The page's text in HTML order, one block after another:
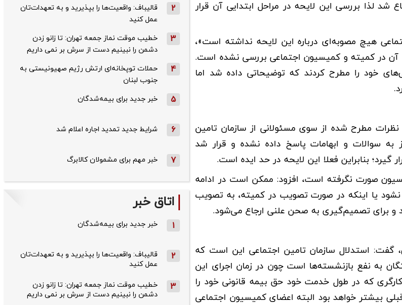
لذا بررسی این لایحه در مراحل ابتدایی آن قرار
هیچ مصوبه‌ای درباره این لایحه نداشته است»،
آن در کمیته و کمیسیون اجتماعی بررسی نشده است.
خود را مطرح کردند که توضیحاتی داده شد اما
مطرح شده از سوی مسئولانی از سازمان تامین
به سوالات و ابهامات پاسخ داده نشده و قرار شد
بنابراین فعلا این لایحه در حد ایده است.
صورت نگرفته است، افزود: ممکن است در ادامه
یا اینکه در صورت تصویب در کمیته، به تصویب
و برای تصمیم‌گیری به صحن علنی ارجاع می‌شود.
گفت: استدلال سازمان تامین اجتماعی این است که
به نفع بازنشسته‌ها است چون در زمان اجرای این
کارگری که در طول خدمت خود حق بیمه قانونی خود را
بیشتر خواهد بود البته اعضای کمیسیون اجتماعی
2
قالیباف: واقعیت‌ها را بپذیرید و به تعهدات‌تان
عمل کنید
3
خطیب موقت نماز جمعه تهران: تا زانو زدن
دشمن را نبینیم دست از سرش بر نمی داریم
4
حملات توپخانه‌ای ارتش رژیم صهیونیستی به
جنوب لبنان
5 خبر جدید برای بیمه‌شدگان
6 شرایط جدید تمدید اجاره اعلام شد
7 خبر مهم برای مشمولان کالابرگ
اتاق خبر
1 خبر جدید برای بیمه‌شدگان
2
قالیباف: واقعیت‌ها را بپذیرید و به تعهدات‌تان
عمل کنید
3
خطیب موقت نماز جمعه تهران: تا زانو زدن
دشمن را نبینیم دست از سرش بر نمی داریم